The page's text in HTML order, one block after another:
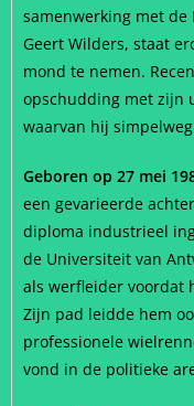
samenwerking met de
Geert Wilders, staat
mond te nemen.
opschudding met zijn
waarvan hij
Geboren op 27 mei
een gevarieerde
diploma industrieel
de Universiteit van
als werfleider voordat
Zijn pad leidde hem
professionele
vond in de politieke